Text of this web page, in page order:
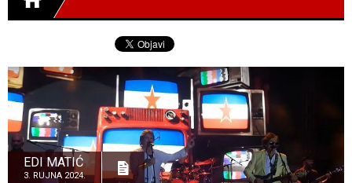
EDI MATIĆ
3. RUJNA 2024.